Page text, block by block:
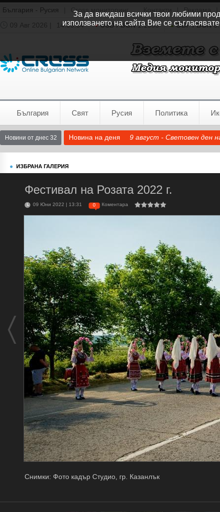
България - Русия Cross мониторинг Реклама
09 Авг 2026 |
14:06:05 USD / BGN1.1535 GBP / BGN
България Свят Русия Политика
Новини от днес 32 Новина на деня 9 август - Световен ден
ИЗБРАНА ГАЛЕРИЯ
Фестивал на Розата 2022 г.
09 Юни 2022 | 13:31 0 Коментара
Снимки: Фото кадър Студио, гр. Казанлък
За да виждаш всички твои любими
използването на сайта Вие се